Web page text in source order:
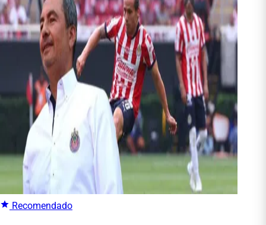
Recomendado